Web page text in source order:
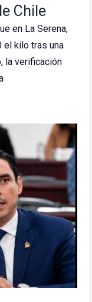
Chile
en La Serena,
el kilo tras una
la verificación